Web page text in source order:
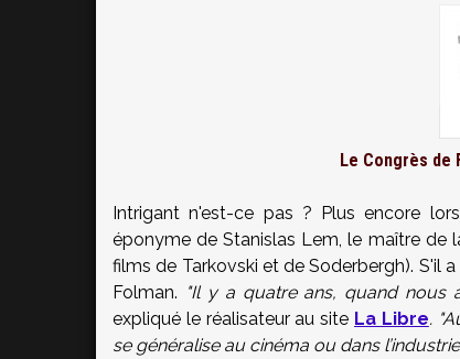
Le Congrès de
Intrigant n'est-ce pas ? Plus encore
éponyme de Stanislas Lem, le maître de
films de Tarkovski et de Soderbergh). S'il
Folman. "Il y a quatre ans, quand nous
expliqué le réalisateur au site La Libre.
se généralise au cinéma ou dans